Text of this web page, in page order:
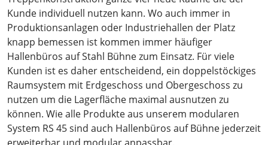
Kunde individuell nutzen kann. Wo auch immer in
Produktionsanlagen oder Industriehallen der Platz
knapp bemessen ist kommen immer häufiger
Hallenbüros auf Stahl Bühne zum Einsatz. Für viele
Kunden ist es daher entscheidend, ein doppelstöckiges
Raumsystem mit Erdgeschoss und Obergeschoss zu
nutzen um die Lagerfläche maximal ausnutzen zu
können. Wie alle Produkte aus unserem modularen
System RS 45 sind auch Hallenbüros auf Bühne jederzeit